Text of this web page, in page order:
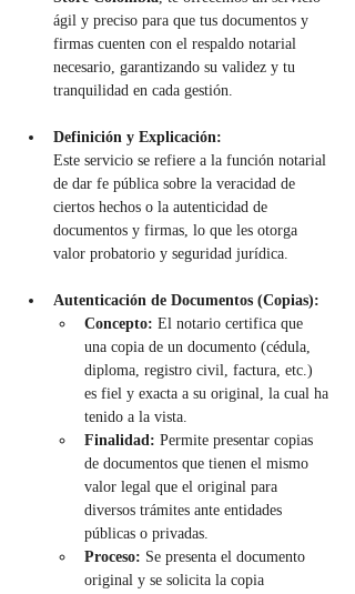
ágil y preciso para que tus documentos y
firmas cuenten con el respaldo notarial
necesario, garantizando su validez y tu
tranquilidad en cada gestión.
Definición y Explicación:
Este servicio se refiere a la función notarial
de dar fe pública sobre la veracidad de
ciertos hechos o la autenticidad de
documentos y firmas, lo que les otorga
valor probatorio y seguridad jurídica.
Autenticación de Documentos (Copias):
Concepto: El notario certifica que
una copia de un documento (cédula,
diploma, registro civil, factura, etc.)
es fiel y exacta a su original, la cual ha
tenido a la vista.
Finalidad: Permite presentar copias
de documentos que tienen el mismo
valor legal que el original para
diversos trámites ante entidades
públicas o privadas.
Proceso: Se presenta el documento
original y se solicita la copia